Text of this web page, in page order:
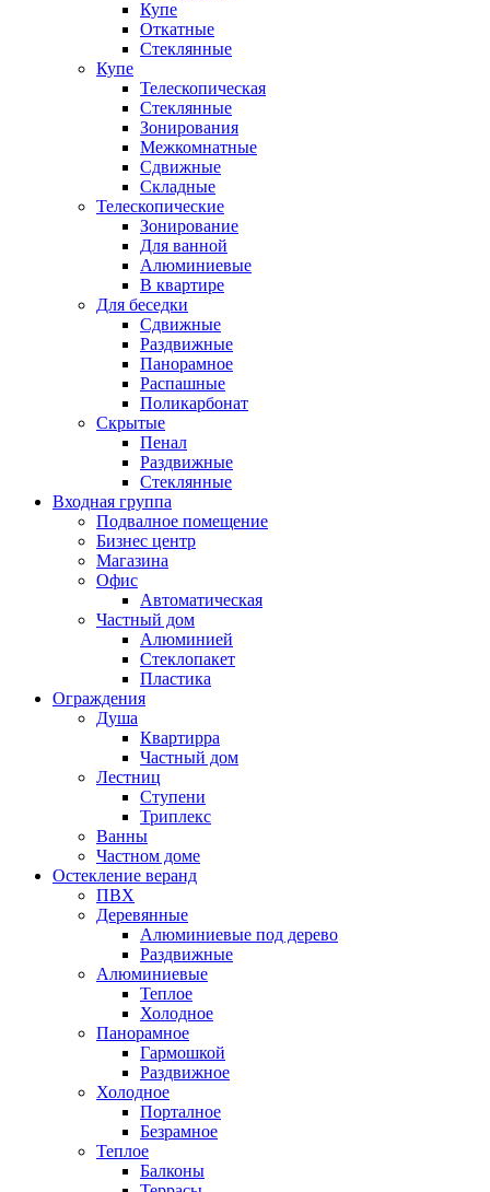
Купе
Откатные
Стеклянные
Купе
Телескопическая
Стеклянные
Зонирования
Межкомнатные
Сдвижные
Складные
Телескопические
Зонирование
Для ванной
Алюминиевые
В квартире
Для беседки
Сдвижные
Раздвижные
Панорамное
Распашные
Поликарбонат
Скрытые
Пенал
Раздвижные
Стеклянные
Входная группа
Подвалное помещение
Бизнес центр
Магазина
Офис
Автоматическая
Частный дом
Алюминией
Стеклопакет
Пластика
Ограждения
Душа
Квартирра
Частный дом
Лестниц
Ступени
Триплекс
Ванны
Частном доме
Остекление веранд
ПВХ
Деревянные
Алюминиевые под дерево
Раздвижные
Алюминиевые
Теплое
Холодное
Панорамное
Гармошкой
Раздвижное
Холодное
Порталное
Безрамное
Теплое
Балконы